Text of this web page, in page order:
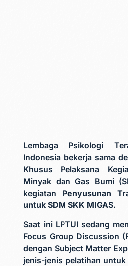
Lembaga Psikologi
Indonesia bekerja sama
Khusus Pelaksana
Minyak dan Gas Bumi
kegiatan Penyusunan
untuk SDM SKK MIGAS.
Saat ini LPTUI sedang
Focus Group Discussion
dengan Subject Matter
jenis-jenis pelatihan